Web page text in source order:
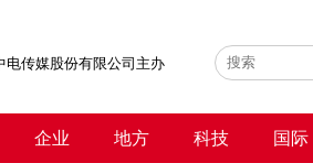
电传媒股份有限公司主办
企业 地方 科技 国际